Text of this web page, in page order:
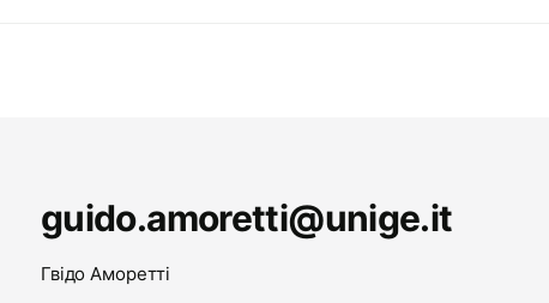
guido.amoretti@unige.it
Гвідо Аморетті